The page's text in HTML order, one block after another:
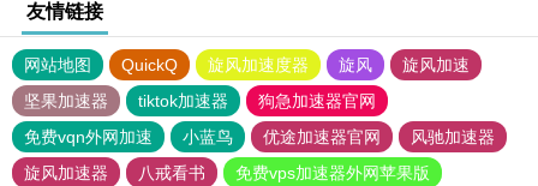
友情链接
网站地图 QuickQ 旋风加速度器 旋风
旋风加速
坚果加速器
tiktok加速器
狗急加速器官网
免费vqn外网加速
小蓝鸟 优途加速器官网
风驰加速器
旋风加速器
八戒看书
免费vps加速器外网苹果版